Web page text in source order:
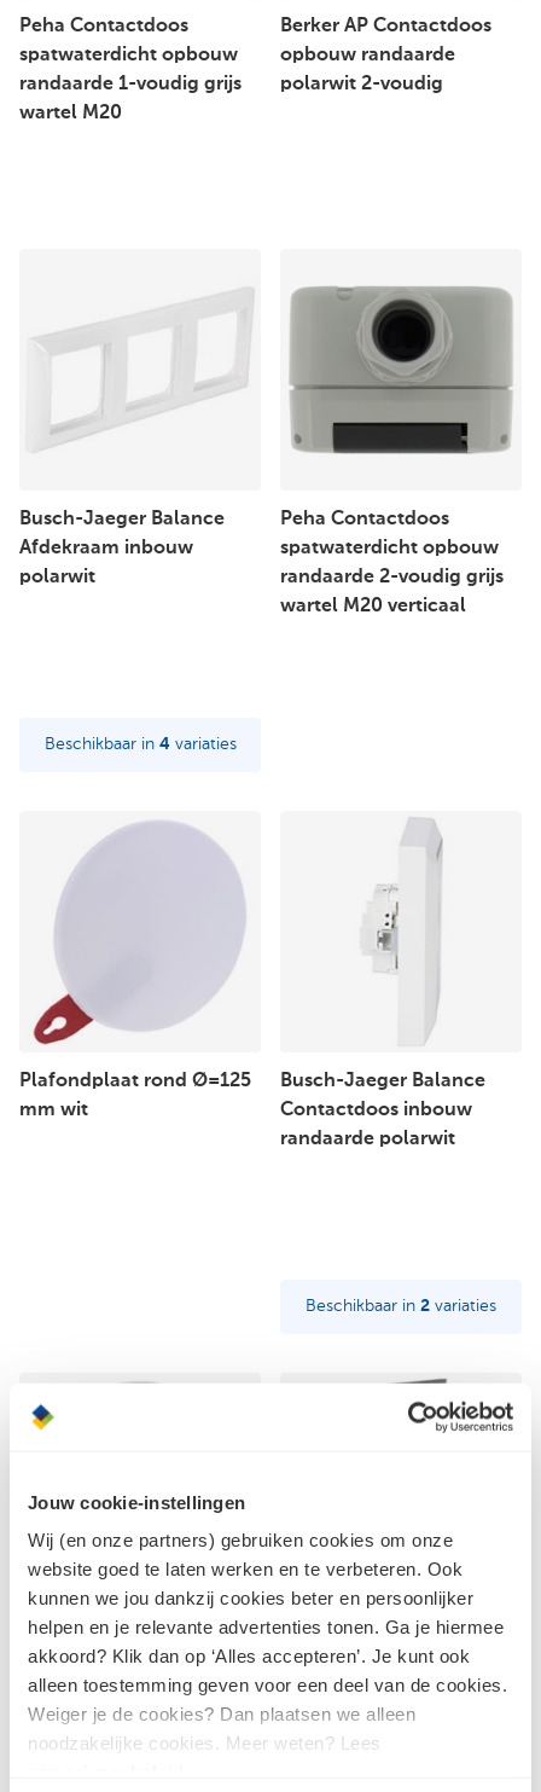
Jouw cookie-instellingen
Wij (en onze partners) gebruiken cookies om onze
website goed te laten werken en te verbeteren. Ook
kunnen we jou dankzij cookies beter en persoonlijker
helpen en je relevante advertenties tonen. Ga je hiermee
akkoord? Klik dan op ‘Alles accepteren’. Je kunt ook
alleen toestemming geven voor een deel van de cookies.
Weiger je de cookies? Dan plaatsen we alleen
noodzakelijke cookies. Meer weten? Lees
Peha Contactdoos
spatwaterdicht opbouw
randaarde 1-voudig grijs
wartel M20
Berker AP Contactdoos
opbouw randaarde
polarwit 2-voudig
Busch-Jaeger Balance
Afdekraam inbouw
polarwit
Beschikbaar in 4variaties
Peha Contactdoos
spatwaterdicht opbouw
randaarde 2-voudig grijs
wartel M20 verticaal
Plafondplaat rond Ø=125
mm wit
Busch-Jaeger Balance
Contactdoos inbouw
randaarde polarwit
Beschikbaar in 2 variaties
Peha Schakelaar
spatwaterdicht opbouw
wissel grijs wartel M20
Berker S1 Afdekraam
inbouw antraciet